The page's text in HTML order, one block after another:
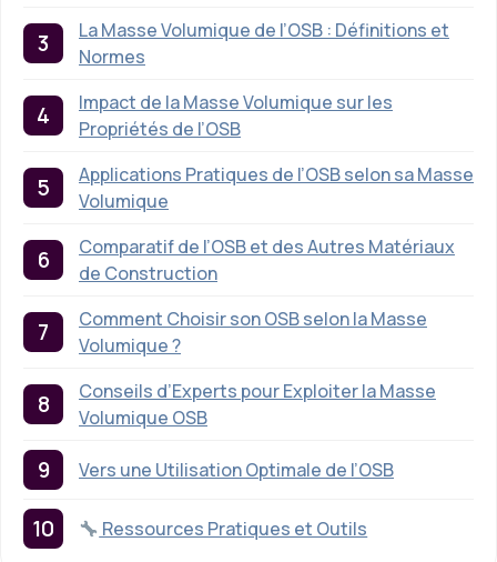
La Masse Volumique de l’OSB : Définitions et
Normes
Impact de la Masse Volumique sur les
Propriétés de l’OSB
Applications Pratiques de l’OSB selon sa Masse
Volumique
Comparatif de l’OSB et des Autres Matériaux
de Construction
Comment Choisir son OSB selon la Masse
Volumique ?
Conseils d’Experts pour Exploiter la Masse
Volumique OSB
Vers une Utilisation Optimale de l’OSB
Ressources Pratiques et Outils